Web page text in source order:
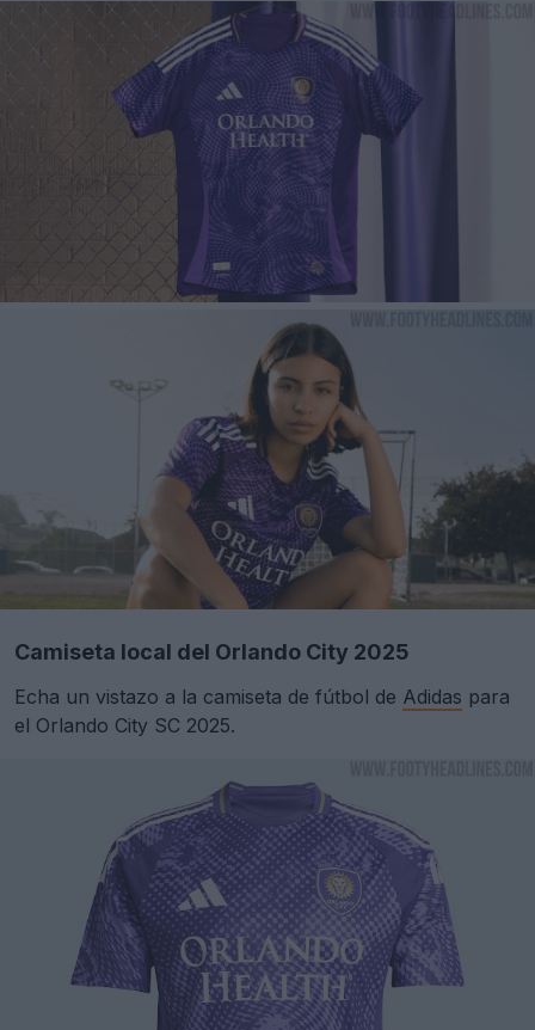
Camiseta local del Orlando City 2025
Echa un vistazo a la camiseta de fútbol de Adidas para
el Orlando City SC 2025.